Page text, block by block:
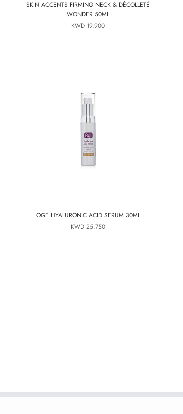
SKIN ACCENTS FIRMING NECK & DÉCOLLETÉ
WONDER 50ML
19.900 KWD
OGE HYALURONIC ACID SERUM 30ML
25.750 KWD